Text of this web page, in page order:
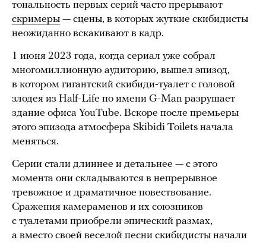
тональность первых серий часто прерывают
скримеры — сцены, в которых жуткие скибидисты
неожиданно вскакивают в кадр.
1 июня 2023 года, когда сериал уже собрал
многомиллионную аудиторию, вышел эпизод,
в котором гигантский скибиди-туалет с головой
злодея из Half-Life по имени G-Man разрушает
здание офиса YouTube. Вскоре после премьеры
этого эпизода атмосфера Skibidi Toilets начала
меняться.
Серии стали длиннее и детальнее — с этого
момента они складываются в непрерывное
тревожное и драматичное повествование.
Сражения камераменов и их союзников
с туалетами приобрели эпический размах,
а вместо своей веселой песни скибидисты начали